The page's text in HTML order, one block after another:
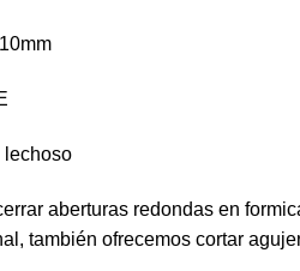
lechoso
aberturas redondas en
también ofrecemos cortar